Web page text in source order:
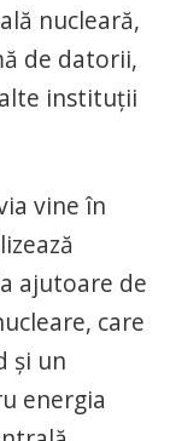
nucleară,
de datorii,
instituţii
vine în
ajutoare de
care
şi un
energia